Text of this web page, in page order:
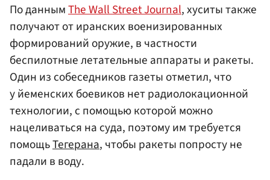
По даннымThe Wall Street Journal, хуситы также
получают от иранских военизированных
формирований оружие, в частности
беспилотные летательные аппараты и ракеты.
Один из собеседников газеты отметил, что
у йеменских боевиков нет радиолокационной
технологии, с помощью которой можно
нацеливаться на суда, поэтому им требуется
помощьТегерана, чтобы ракеты попросту не
падали в воду.